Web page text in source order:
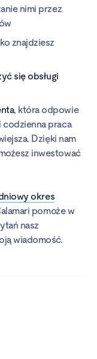
nimi przez
znajdziesz
się obsługi
, która odpowie
codzienna praca
Dzięki nam
inwestować
okres
pomoże w
nasz
wiadomość.